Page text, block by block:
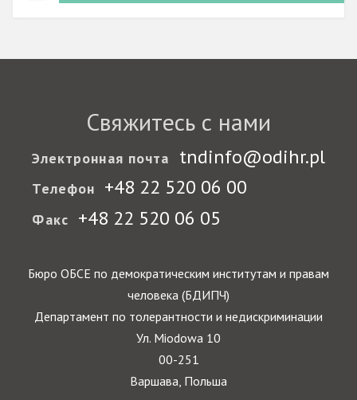
Свяжитесь с нами
Электронная почта tndinfo@odihr.pl
Телефон +48 22 520 06 00
Факс +48 22 520 06 05
Бюро ОБСЕ по демократическим институтам и правам
человека (БДИПЧ)
Департамент по толерантности и недискриминации
Ул. Miodowa 10
00-251
Варшава, Польша